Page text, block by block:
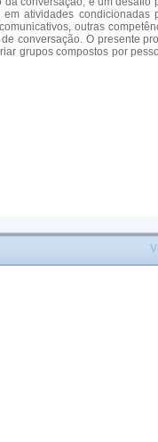
atividades
outras
O presente
grupos compostos por